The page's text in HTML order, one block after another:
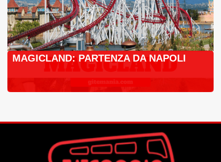
MAGICLAND: PARTENZA DA NAPOLI